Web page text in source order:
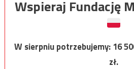
Wspieraj Fundację
W sierpniu potrzebujemy:16
zł.